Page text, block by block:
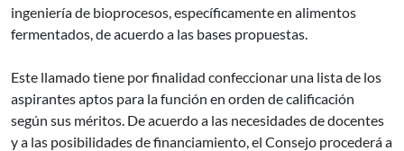
ingeniería de bioprocesos, específicamente en alimentos
fermentados, de acuerdo a las bases propuestas.
Este llamado tiene por finalidad confeccionar una lista de los
aspirantes aptos para la función en orden de calificación
según sus méritos. De acuerdo a las necesidades de docentes
y a las posibilidades de financiamiento, el Consejo procederá a